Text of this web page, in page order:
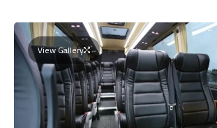
View Gallery